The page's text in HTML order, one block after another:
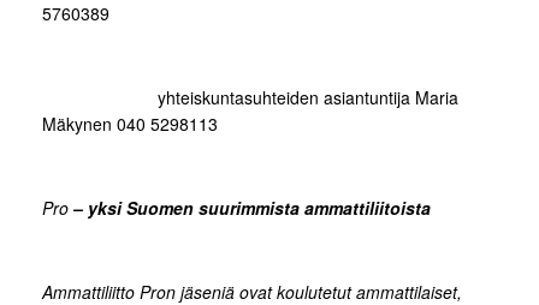
5760389
yhteiskuntasuhteiden asiantuntija Maria
Mäkynen 040 5298113
Pro – yksi Suomen suurimmista ammattiliitoista
Ammattiliitto Pron jäseniä ovat koulutetut ammattilaiset,